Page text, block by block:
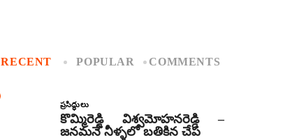
RECENT POPULAR COMMENTS
ప్రసిద్ధులు
కొమ్మిరెడ్డి విశ్వమోహనరెడ్డి –
జనమనే నీళ్ళలో బతికిన చేప